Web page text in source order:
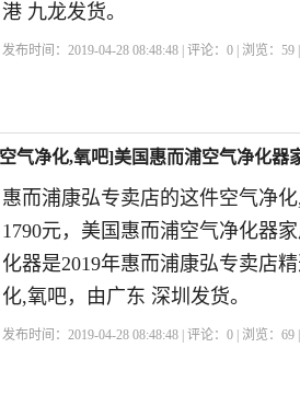
港 九龙发货。
发布时间：2019-04-28 08:48:48 | 评论：0 | 浏览：59
气净化,氧吧]美国惠而浦空气净化器
惠而浦康弘专卖店的这件空气净
1790元，美国惠而浦空气净化器
化器是2019年惠而浦康弘专卖店
化,氧吧，由广东 深圳发货。
发布时间：2019-04-28 08:48:48 | 评论：0 | 浏览：69